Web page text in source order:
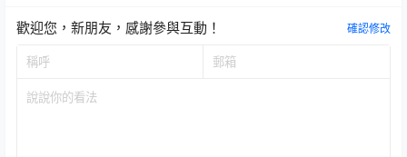
歡迎您，新朋友，感謝參與互動！ 確認修改